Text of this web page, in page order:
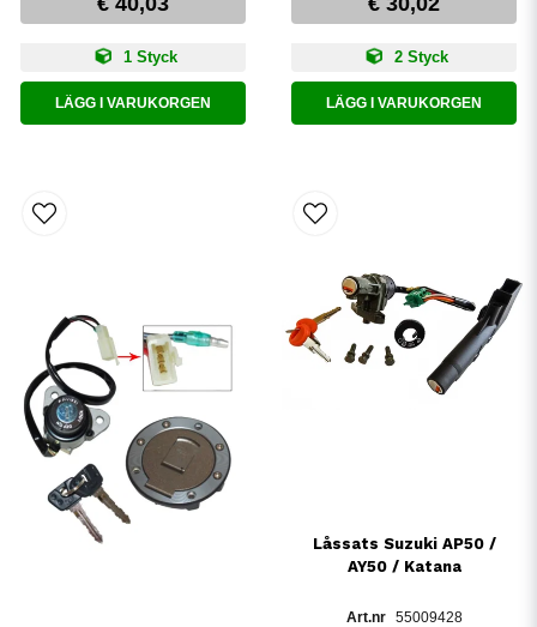
1 Styck
LÄGG I VARUKORGEN
2 Styck
LÄGG I VARUKORGEN
Låssats Suzuki AP50 /
AY50 / Katana
55009428